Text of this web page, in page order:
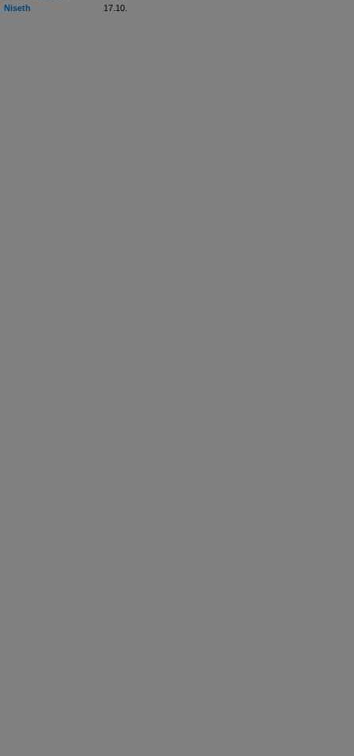
Niseth
17.10.